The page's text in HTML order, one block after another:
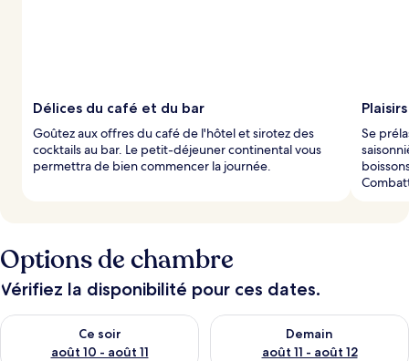
s
r
s
Délices du café et du bar
Goûtez aux offres du café de l'hôtel et sirotez des
cocktails au bar. Le petit-déjeuner continental vous
permettra de bien commencer la journée.
Se
Options de chambre
Vérifiez la disponibilité pour ces dates.
Ce soir
août 10 - août 11
Vérifier la disponibilité pour ce soir août 10 - août 11
Demain
août 11 - août 12
Vérifier la disponibilité pour